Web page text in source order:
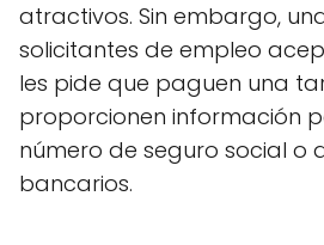
atractivos. Sin embargo,
solicitantes de empleo
les pide que paguen una
proporcionen información
número de seguro social o
bancarios.